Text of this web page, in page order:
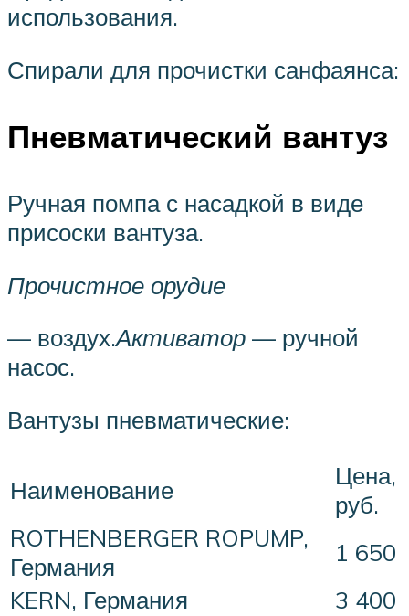
использования.
Спирали для прочистки санфаянса:
Пневматический вантуз
Ручная помпа с насадкой в виде
присоски вантуза.
Прочистное орудие
— воздух.Активатор — ручной
насос.
Вантузы пневматические:
Наименование
Цена,
руб.
ROTHENBERGER ROPUMP,
Германия
1 650
KERN, Германия
3 400